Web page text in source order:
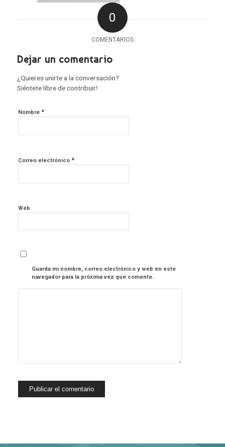
0
COMENTARIOS
Dejar un comentario
¿Quieres unirte a la conversación?
Siéntete libre de contribuir!
Nombre *
Correo electrónico *
Web
Guarda mi nombre, correo electrónico y web en este
navegador para la próxima vez que comente.